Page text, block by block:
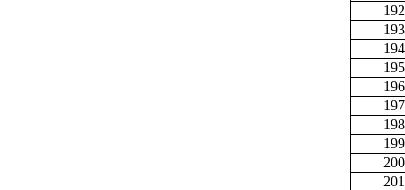
192
193
194
195
196
197
198
199
200
201